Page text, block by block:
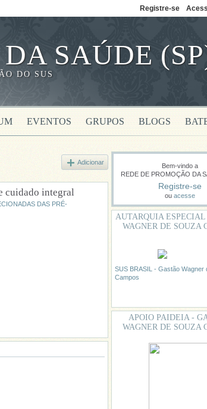
Registre-se
SAÚDE
DO SUS
EVENTOS GRUPOS BLOGS
Adicionar
cuidado integral
DAS PRÉ-
Bem-vindo a
REDE DE PROMOÇÃO DA
Registre-se
ou acesse
AUTARQUIA
WAGNER DE SOUZA
SUS BRASIL - Gastão Wagner
Campos
APOIO PAIDEIA -
WAGNER DE SOUZA